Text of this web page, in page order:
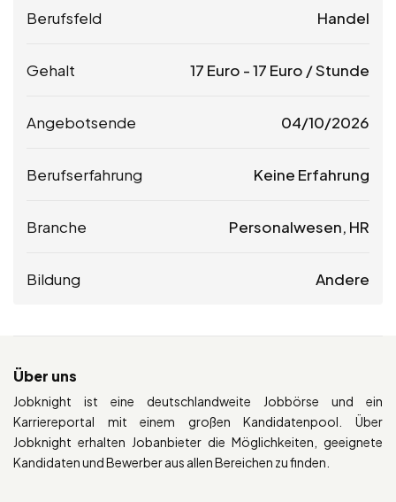
Berufsfeld Handel
Gehalt 17 Euro -17 Euro / Stunde
Angebotsende 04/10/2026
Berufserfahrung Keine Erfahrung
Branche Personalwesen, HR
Bildung Andere
Über uns
Jobknight ist eine deutschlandweite Jobbörse und ein
Karriereportal mit einem großen Kandidatenpool. Über
Jobknight erhalten Jobanbieter die Möglichkeiten, geeignete
Kandidaten und Bewerber aus allen Bereichen zu finden.